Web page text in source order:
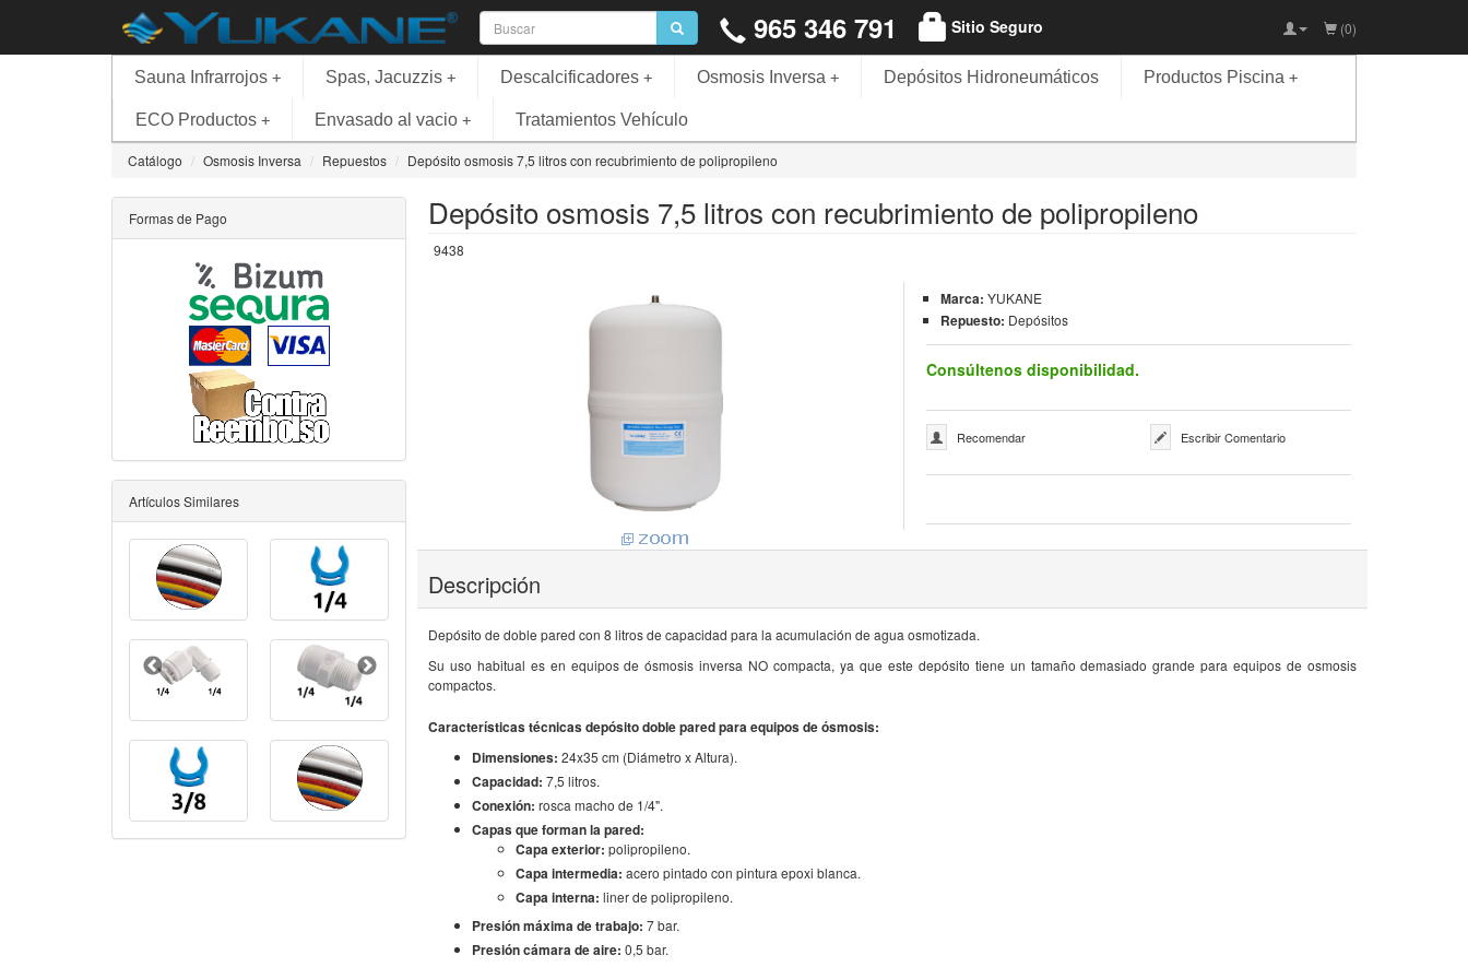
965 346 791 Sitio Seguro (0)
+
Sauna Infrarrojos +
Spas, Jacuzzis +
Descalcificadores +
Osmosis Inversa Depósitos Hidroneumáticos +
Productos Piscina
+
ECO Productos +
Envasado al vacio Tratamientos Vehículo
Catálogo Osmosis Inversa Repuestos Depósito osmosis 7,5 litros con recubrimiento de polipropileno
Depósito osmosis 7,5 litros con recubrimiento de polipropileno
9438
Marca: YUKANE
Repuesto: Depósitos
Consúltenos disponibilidad.
Recomendar Escribir Comentario
Descripción
Depósito de doble pared con 8 litros de capacidad para la acumulación de agua osmotizada.
Su uso habitual es en equipos de ósmosis inversa NO compacta, ya que este depósito tiene un tamaño demasiado grande para equipos de osmosis
compactos.
Características técnicas depósito doble pared para equipos de ósmosis:
Dimensiones: 24x35 cm (Diámetro x Altura).
Capacidad: 7,5 litros.
Conexión: rosca macho de 1/4".
Capas que forman la pared:
Capa exterior: polipropileno.
Capa intermedia: acero pintado con pintura epoxi blanca.
Capa interna: liner de polipropileno.
Presión máxima de trabajo: 7 bar.
Presión cámara de aire: 0,5 bar.
Formas de Pago
Artículos Similares